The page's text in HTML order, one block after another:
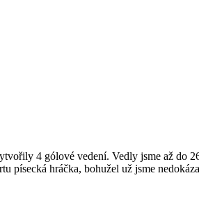
4 gólové vedení. Vedly jsme až do
písecká hráčka, bohužel už jsme